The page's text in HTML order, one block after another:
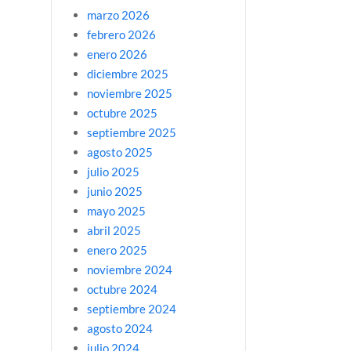
marzo 2026
febrero 2026
enero 2026
diciembre 2025
noviembre 2025
octubre 2025
septiembre 2025
agosto 2025
julio 2025
junio 2025
mayo 2025
abril 2025
enero 2025
noviembre 2024
octubre 2024
septiembre 2024
agosto 2024
julio 2024